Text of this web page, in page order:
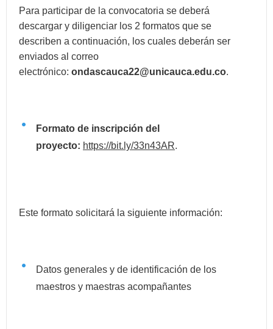
Para participar de la convocatoria se deberá
descargar y diligenciar los 2 formatos que se
describen a continuación, los cuales deberán ser
enviados al correo
electrónico: ondascauca22@unicauca.edu.co.
Formato de inscripción del
proyecto: https://bit.ly/33n43AR.
Este formato solicitará la siguiente información:
Datos generales y de identificación de los
maestros y maestras acompañantes